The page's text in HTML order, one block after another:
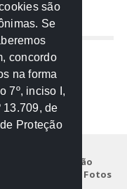
Legislação
Galeria de Fotos
são
Se
concordo
na forma
7º, inciso I,
13.709, de
Proteção